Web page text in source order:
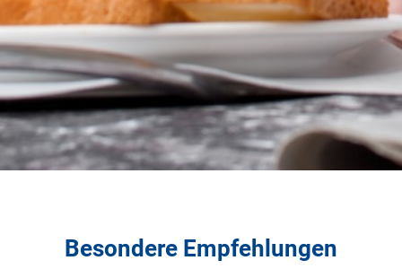
Besondere Empfehlungen